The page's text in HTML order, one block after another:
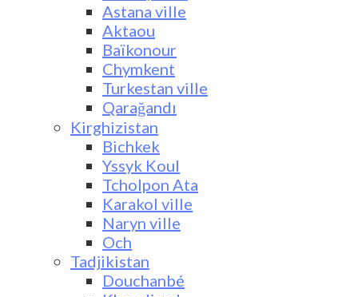
Astana ville
Aktaou
Baïkonour
Chymkent
Turkestan ville
Qarağandı
Kirghizistan
Bichkek
Yssyk Koul
Tcholpon Ata
Karakol ville
Naryn ville
Och
Tadjikistan
Douchanbé